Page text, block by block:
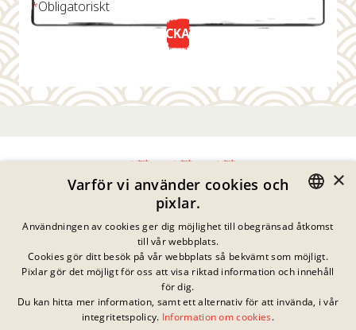
*Obligatoriskt
SKICKA NU
Integritetspolicy
Impressum
Juridisk Information
Kontakta
Cookies
Vanliga Frågor
Nedladdningar
Inga pågående
tävlingar just nu
GERMAN
FRENCH
DANISH
×
Varför vi använder cookies och
pixlar.
Användningen av cookies ger dig möjlighet till obegränsad åtkomst
till vår webbplats.
Cookies gör ditt besök på vår webbplats så bekvämt som möjligt.
Pixlar gör det möjligt för oss att visa riktad information och innehåll
för dig.
Du kan hitta mer information, samt ett alternativ för att invända, i vår
integritetspolicy. Information om cookies.